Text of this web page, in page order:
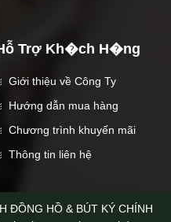
Trợ Kh�ch H�ng
Giới thiệu về Công Ty
Hướng dẫn mua hàng
Chương trình khuyến mãi
Thông tin liên hệ
ĐỒNG HỒ & BÚT KÝ CHÍNH